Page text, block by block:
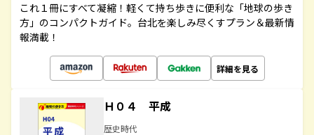
これ１冊にすべて凝縮！軽くて持ち歩きに便利な「地球の歩き
方」のコンパクトガイド。台北を楽しみ尽くすプラン＆最新情
報満載！
詳細を見る
Ｈ０４ 平成
歴史時代